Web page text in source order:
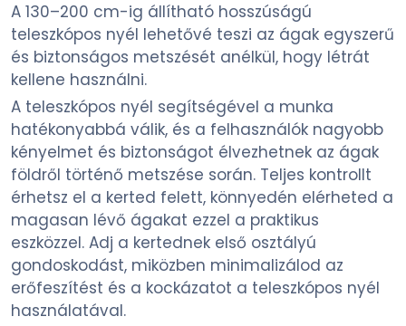
A 130–200 cm-ig állítható hosszúságú
teleszkópos nyél lehetővé teszi az ágak egyszerű
és biztonságos metszését anélkül, hogy létrát
kellene használni.
A teleszkópos nyél segítségével a munka
hatékonyabbá válik, és a felhasználók nagyobb
kényelmet és biztonságot élvezhetnek az ágak
földről történő metszése során. Teljes kontrollt
érhetsz el a kerted felett, könnyedén elérheted a
magasan lévő ágakat ezzel a praktikus
eszközzel. Adj a kertednek első osztályú
gondoskodást, miközben minimalizálod az
erőfeszítést és a kockázatot a teleszkópos nyél
használatával.